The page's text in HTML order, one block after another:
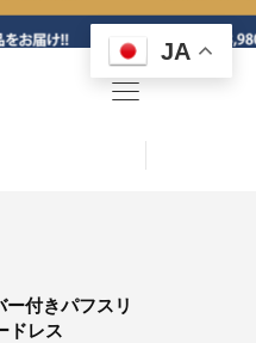
JA
menu
ー付きパフスリ
ドレス